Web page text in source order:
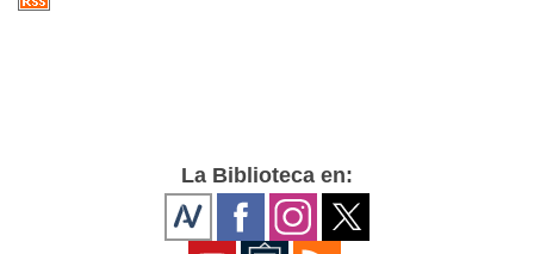
La Biblioteca en: